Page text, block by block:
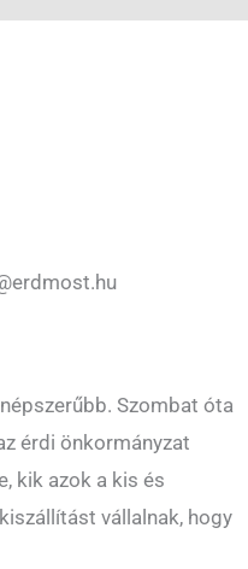
Szombat óta
érdi önkormányzat
kik azok a kis és
vállalnak, hogy